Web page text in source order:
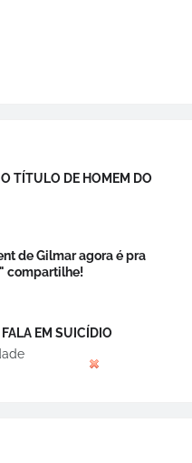
TÍTULO DE HOMEM DO
de Gilmar agora é pra
compartilhe!
EM SUICÍDIO